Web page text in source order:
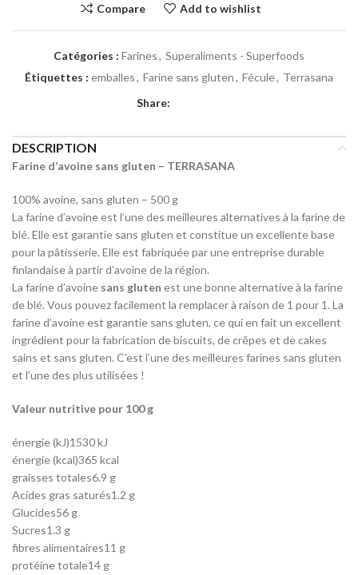
Compare Add to wishlist
Catégories : Farines, Superaliments - Superfoods
Étiquettes : emballes, Farine sans gluten, Fécule, Terrasana
Share:
DESCRIPTION
Farine d’avoine sans gluten – TERRASANA
100% avoine, sans gluten – 500 g
La farine d’avoine est l’une des meilleures alternatives à la farine de
blé. Elle est garantie sans gluten et constitue un excellente base
pour la pâtisserie. Elle est fabriquée par une entreprise durable
finlandaise à partir d’avoine de la région.
La farine d’avoine sans gluten est une bonne alternative à la farine
de blé. Vous pouvez facilement la remplacer à raison de 1 pour 1. La
farine d’avoine est garantie sans gluten, ce qui en fait un excellent
ingrédient pour la fabrication de biscuits, de crêpes et de cakes
sains et sans gluten. C’est l’une des meilleures farines sans gluten
et l’une des plus utilisées !
Valeur nutritive pour 100 g
énergie (kJ)1530 kJ
énergie (kcal)365 kcal
graisses totales6.9 g
Acides gras saturés1.2 g
Glucides56 g
Sucres1.3 g
fibres alimentaires11 g
protéine totale14 g